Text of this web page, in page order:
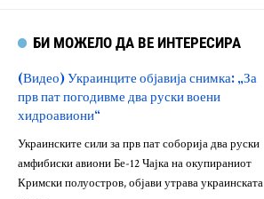
БИ МОЖЕЛО ДА ВЕ ИНТЕРЕСИРА
(Видео) Украинците објавија снимка: „За
прв пат погодивме два руски воени
хидроавиони“
Украинските сили за прв пат соборија два руски
амфибиски авиони Бе-12 Чајка на окупираниот
Кримски полуостров, објави утрава украинската